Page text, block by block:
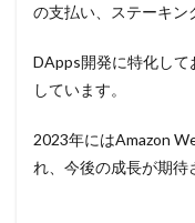
の支払い、ステーキン
DApps開発に特化し
しています。
2023年にはAmazon
れ、今後の成長が期待